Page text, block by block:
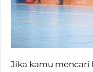
Jika kamu mencari